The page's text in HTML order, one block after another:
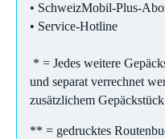
• SchweizMobil-Plus-
• Service-Hotline
* = Jedes weitere
und separat verrechnet
zusätzlichem
** = gedrucktes